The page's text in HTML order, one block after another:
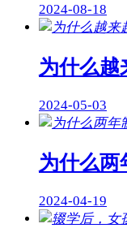
2024-08-18
为什么越
2024-05-03
为什么两
2024-04-19